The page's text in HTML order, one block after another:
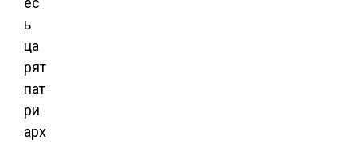
ь
ца
рят
пат
ри
арх